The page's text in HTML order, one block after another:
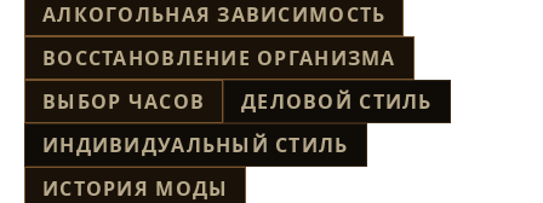
АЛКОГОЛЬНАЯ ЗАВИСИМОСТЬ
ВОССТАНОВЛЕНИЕ ОРГАНИЗМА
ВЫБОР ЧАСОВ
ДЕЛОВОЙ СТИЛЬ
ИНДИВИДУАЛЬНЫЙ СТИЛЬ
ИСТОРИЯ МОДЫ